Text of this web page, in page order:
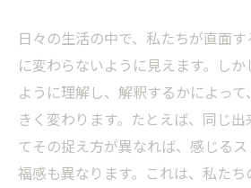
日々の生活の中で、私たちが直面
に変わらないように見えます。し
ように理解し、解釈するかによっ
きく変わります。たとえば、同じ
てその捉え方が異なれば、感じる
福感も異なります。これは、私たち